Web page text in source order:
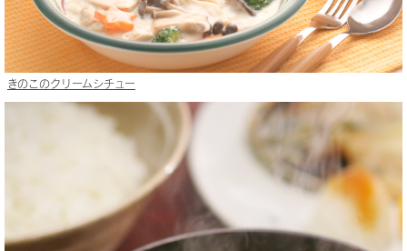
きのこのクリームシチュー